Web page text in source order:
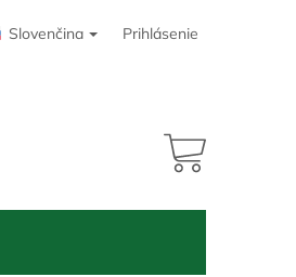
Slovenčina Prihlásenie
NÁKUPNÝ